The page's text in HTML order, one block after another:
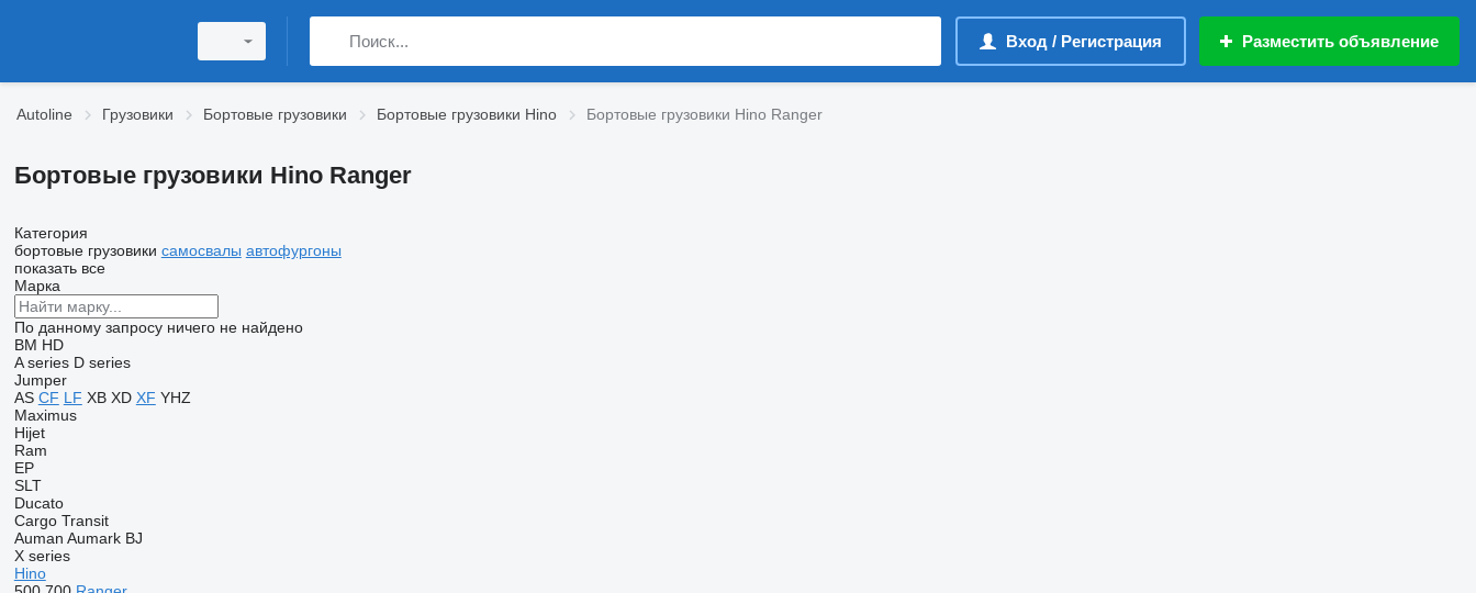
Вход / Регистрация Разместить объявление
Autoline Грузовики Бортовые грузовики Бортовые грузовики Hino Бортовые грузовики Hino Ranger
Бортовые грузовики Hino Ranger
Категория
бортовые грузовики самосвалы автофургоны
показать все
Марка
По данному запросу ничего не найдено
BM HD
A series D series
Jumper
AS CF LF XB XD XF YHZ
Maximus
Hijet
Ram
EP
SLT
Ducato
Cargo Transit
Auman Aumark BJ
X series
Hino